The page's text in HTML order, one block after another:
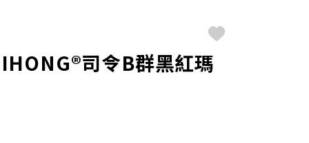
司令B群黑紅瑪